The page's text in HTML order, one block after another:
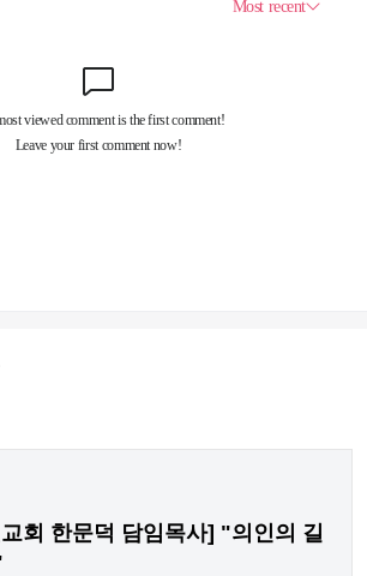
회 한문덕 담임목사] "의인의 길